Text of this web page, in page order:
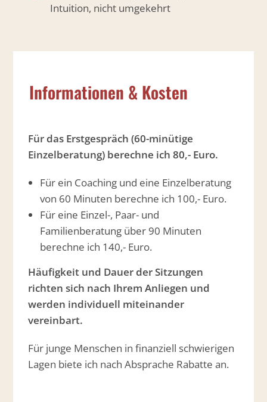
Intuition, nicht umgekehrt
Informationen & Kosten
Für das Erstgespräch (60-minütige
Einzelberatung) berechne ich 80,- Euro.
Für ein Coaching und eine Einzelberatung
von 60 Minuten berechne ich 100,- Euro.
Für eine Einzel-, Paar- und
Familienberatung über 90 Minuten
berechne ich 140,- Euro.
Häufigkeit und Dauer der Sitzungen
richten sich nach Ihrem Anliegen und
werden individuell miteinander
vereinbart.
Für junge Menschen in finanziell schwierigen
Lagen biete ich nach Absprache Rabatte an.